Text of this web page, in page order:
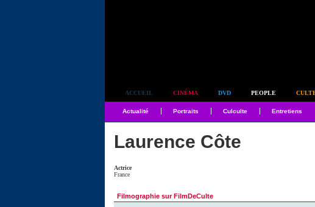
ACCUEIL CINÉMA DVD PEOPLE
Actualité Portraits Culculte Entretiens
Laurence Côte
Actrice
France
Filmographie sur FilmDeCulte